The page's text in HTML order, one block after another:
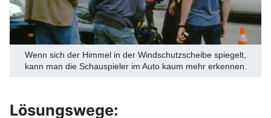
Wenn sich der Himmel in der Windschutzscheibe spiegelt,
kann man die Schauspieler im Auto kaum mehr erkennen.
Lösungswege: